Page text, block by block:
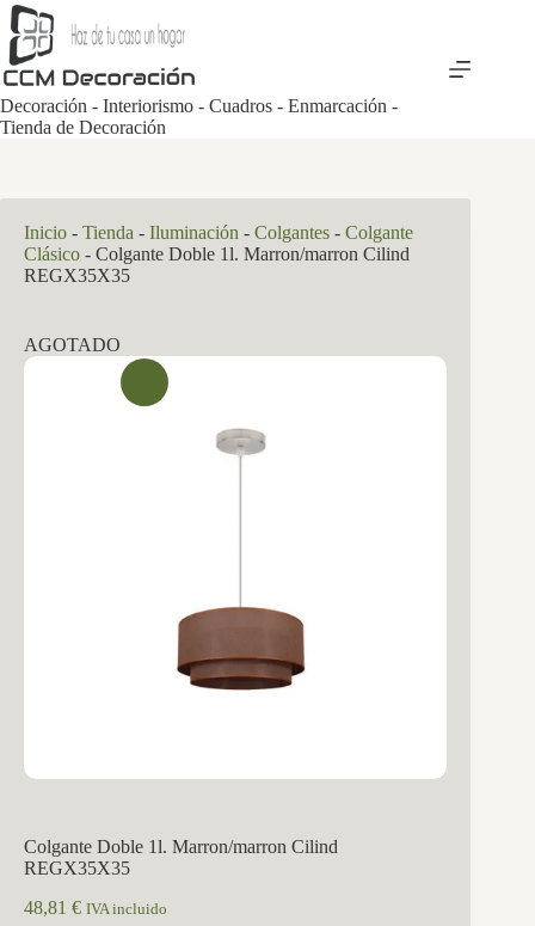
Saltar
al
contenido
Decoración - Interiorismo - Cuadros - Enmarcación -
Tienda de Decoración
Inicio - Tienda - Iluminación - Colgantes - Colgante
Clásico - Colgante Doble 1l. Marron/marron Cilind
REGX35X35
AGOTADO
Colgante Doble 1l. Marron/marron Cilind
REGX35X35
48,81 € IVA incluido